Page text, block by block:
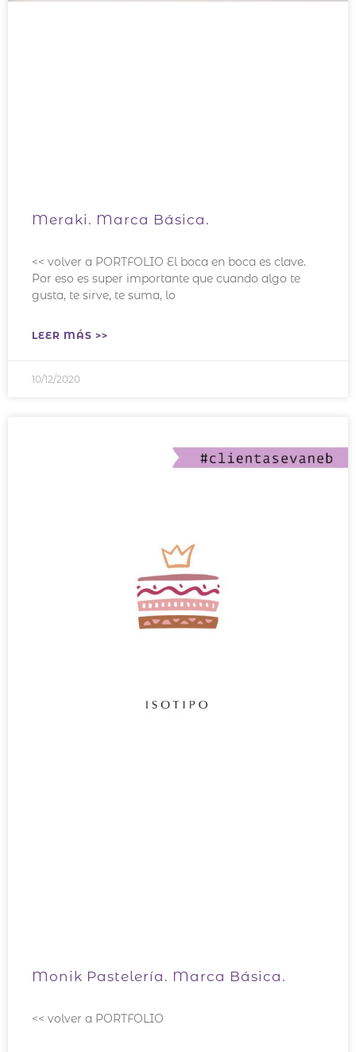
Meraki. Marca Básica.
<< volver a PORTFOLIO El boca en boca es clave.
Por eso es super importante que cuando algo te
gusta, te sirve, te suma, lo
LEER MÁS >>
10/12/2020
Monik Pastelería. Marca Básica.
<< volver a PORTFOLIO